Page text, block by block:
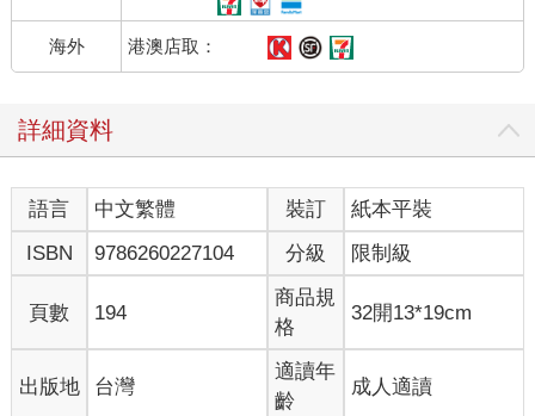
海外 港澳店取：
詳細資料
語言 中文繁體 裝訂
紙本平裝
ISBN
9786260227104 分級 限制級
頁數 194
商品規
格
32開13*19cm
出版地 台灣
適讀年
齡
成人適讀